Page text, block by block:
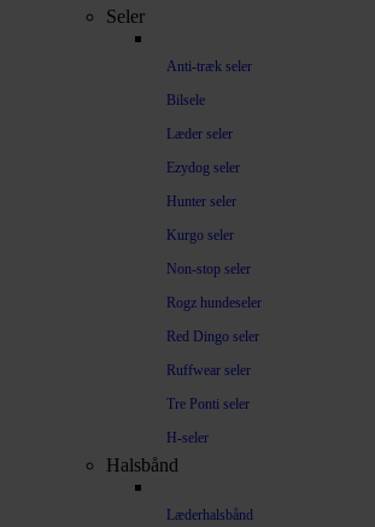
Seler
Anti-træk seler
Bilsele
Læder seler
Ezydog seler
Hunter seler
Kurgo seler
Non-stop seler
Rogz hundeseler
Red Dingo seler
Ruffwear seler
Tre Ponti seler
H-seler
Halsbånd
Læderhalsbånd